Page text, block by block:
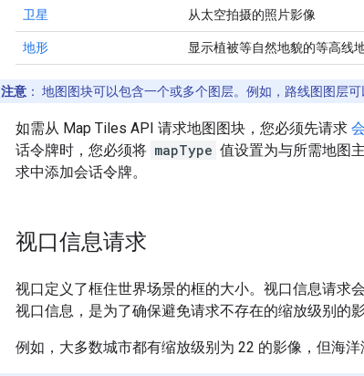
卫星 从太空拍摄的照片影像
地形 显示植被等自然地貌的等高线
注意 ： 地图图块可以包含一个或多个图层。例如，路线图图层
如需从 Map Tiles API 请求地图图块，您必须先请求
话令牌时，您必须将 mapType 值设置为与所需地图
求中添加会话令牌。
视口信息请求
视口定义了框住世界场景的框的大小。视口信息请求
视口信息，是为了确保避免请求不存在的缩放级别的影
例如，大多数城市都有缩放级别为 22 的影像，但海